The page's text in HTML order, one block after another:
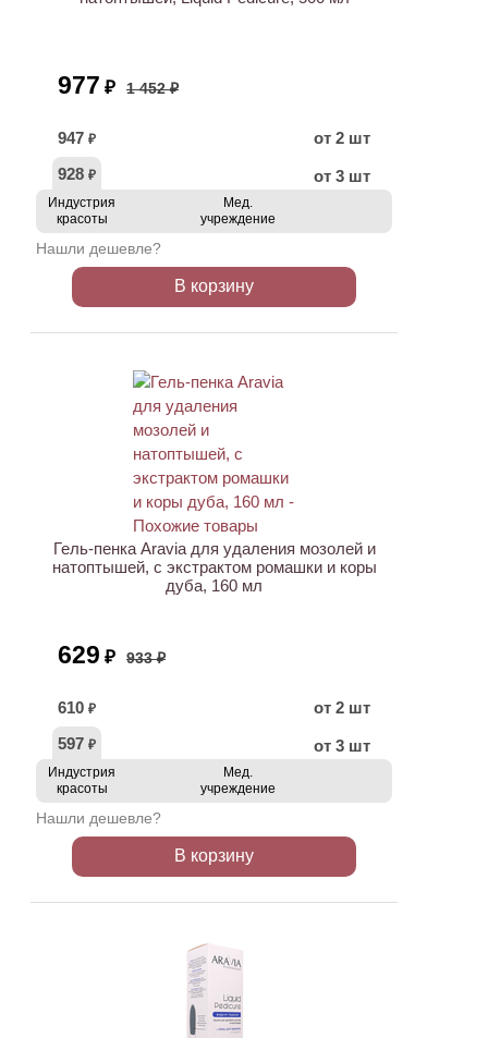
977 ₽ 1 452 ₽
947 ₽
от 2 шт
928 ₽ от 3 шт
Индустрия
красоты
Мед.
учреждение
Нашли дешевле?
В корзину
Гель-пенка Aravia для удаления мозолей и
натоптышей, с экстрактом ромашки и коры
дуба, 160 мл
629 ₽ 933 ₽
610 ₽
от 2 шт
597 ₽ от 3 шт
Индустрия
красоты
Мед.
учреждение
Нашли дешевле?
В корзину